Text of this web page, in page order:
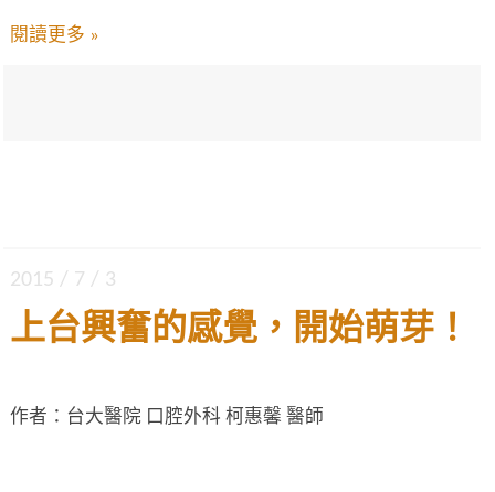
閱讀更多 »
2015 / 7 / 3
上台興奮的感覺，開始萌芽！
作者：台大醫院 口腔外科 柯惠馨 醫師